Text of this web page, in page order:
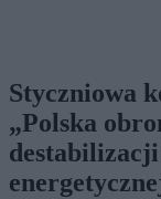
Styczniowa
„Polska